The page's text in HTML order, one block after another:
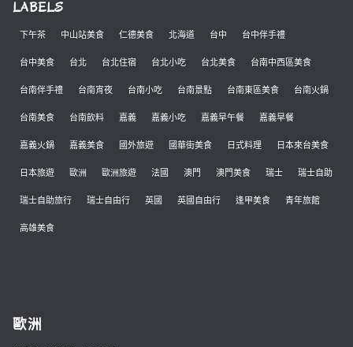
LABELS
下午茶 中山站美食 仁德美食 北海道 台中 台中伴手禮
台中美食 台北 台北住宿 台北小吃 台北美食 台南中西區美食
台南伴手禮 台南宵夜 台南小吃 台南景點 台南東區美食 台南火鍋
台南美食 台南飲料 嘉義 嘉義小吃 嘉義早午餐 嘉義早餐
嘉義火鍋 嘉義美食 國外旅遊 國華街美食 日式料理 日本來台美食
日本旅遊 歐洲 歐洲旅遊 法國 澳門 澳門美食 瑞士 瑞士自助
瑞士自助旅行 瑞士自由行 英國 英國自由行 逢甲美食 青年旅館
高雄美食
歐洲